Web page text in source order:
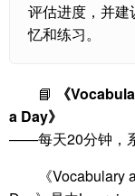
评估进度，并
忆和练习。
📘
《
a Day》
——每天20分钟，
《